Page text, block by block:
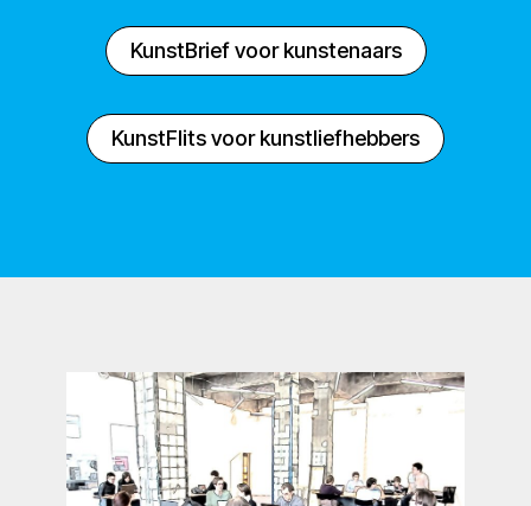
KunstBrief voor kunstenaars
KunstFlits voor kunstliefhebbers